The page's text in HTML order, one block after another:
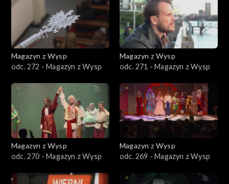
Magazyn z Wysp
odc. 272 - Magazyn z Wysp
Magazyn z Wysp
odc. 271 - Magazyn z Wysp
Magazyn z Wysp
odc. 270 - Magazyn z Wysp
Magazyn z Wysp
odc. 269 - Magazyn z Wysp